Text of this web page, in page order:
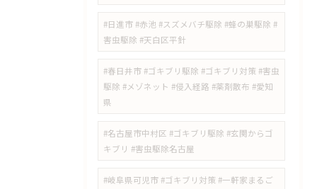
#日進市 #赤池 #スズメバチ駆除 #蜂の巣駆除 #
害虫駆除 #天白区平針
#春日井市 #ゴキブリ駆除 #ゴキブリ対策 #害虫
駆除 #メゾネット #侵入経路 #薬剤散布 #愛知
県
#名古屋市中村区 #ゴキブリ駆除 #玄関からゴ
キブリ #害虫駆除名古屋
#岐阜県可児市 #ゴキブリ対策 #一軒家まるご